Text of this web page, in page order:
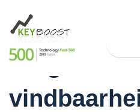
Vergroot